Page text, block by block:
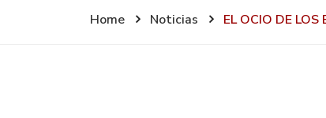
Home Noticias EL OCIO DE LOS